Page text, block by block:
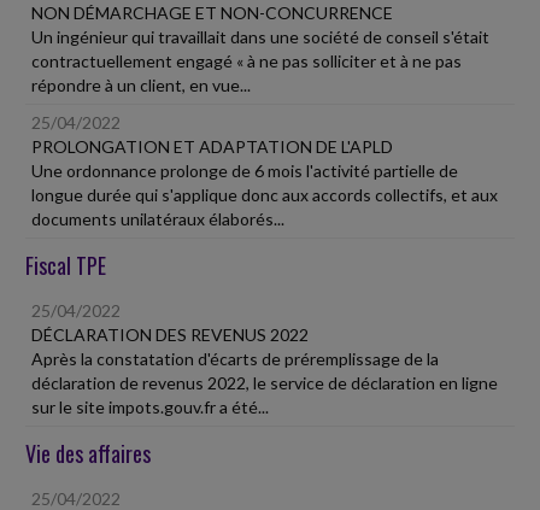
NON DÉMARCHAGE ET NON-CONCURRENCE
Un ingénieur qui travaillait dans une société de conseil s'était
contractuellement engagé « à ne pas solliciter et à ne pas
répondre à un client, en vue...
25/04/2022
PROLONGATION ET ADAPTATION DE L'APLD
Une ordonnance prolonge de 6 mois l'activité partielle de
longue durée qui s'applique donc aux accords collectifs, et aux
documents unilatéraux élaborés...
Fiscal TPE
25/04/2022
DÉCLARATION DES REVENUS 2022
Après la constatation d'écarts de préremplissage de la
déclaration de revenus 2022, le service de déclaration en ligne
sur le site impots.gouv.fr a été...
Vie des affaires
25/04/2022